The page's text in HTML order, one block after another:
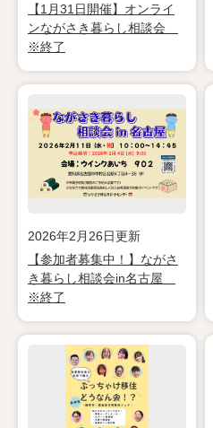
【1月31日開催】オンライ
ンながさき暮らし相談会
※終了
2026年2月26日更新
【参加者募集中！】ながさ
き暮らし相談会in名古屋
※終了